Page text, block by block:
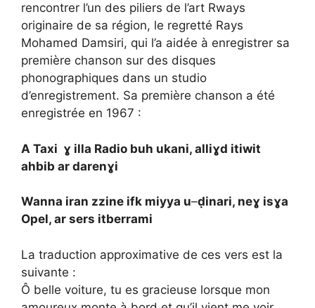
rencontrer l’un des piliers de l’art Rways
originaire de sa région, le regretté Rays
Mohamed Damsiri, qui l’a aidée à enregistrer sa
première chanson sur des disques
phonographiques dans un studio
d’enregistrement. Sa première chanson a été
enregistrée en 1967 :
A Taxi ɣ illa Radio buh ukani, alliɣd itiwit
ahbib ar darenɣi
Wanna iran zzine ifk miyya u–ḍinari, neɣ isɣa
Opel, ar sers itberrami
La traduction approximative de ces vers est la
suivante :
Ô belle voiture, tu es gracieuse lorsque mon